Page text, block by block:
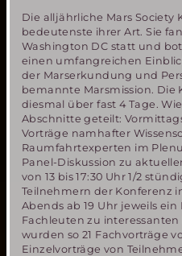
Die alljährliche Mars Society
bedeutenste ihrer Art. Sie
Washington DC statt und
einen umfangreichen
der Marserkundung und
bemannte Marsmission. Die
diesmal über fast 4 Tage.
Abschnitte geteilt:
Vorträge namhafter
Raumfahrtexperten im
Panel-Diskussion zu
von 13 bis 17:30 Uhr 1/2
Teilnehmern der Konferenz
Abends ab 19 Uhr jeweils
Fachleuten zu
wurden so 21 Fachvorträge
Einzelvorträge von